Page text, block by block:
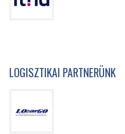
LOGISZTIKAI PARTNERÜNK